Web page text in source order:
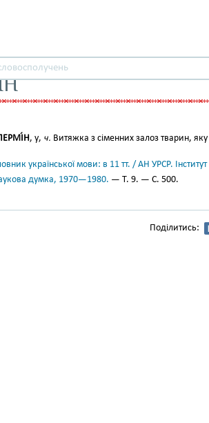
, у, ч. Витяжка з сіменних залоз тварин,
української мови: в 11 тт. / АН УРСР.
думка, 1970—1980. — Т. 9. — С. 500.
Поділитись: